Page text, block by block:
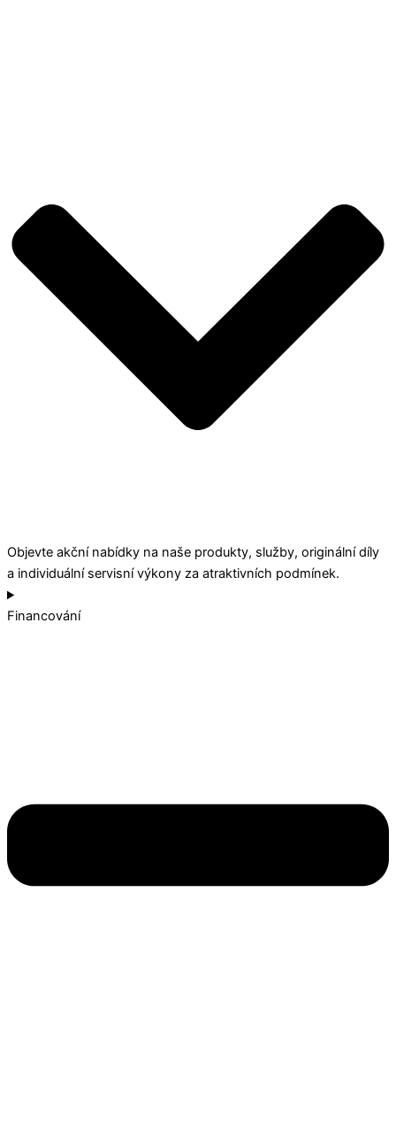
Objevte akční nabídky na naše produkty, služby, originální díly
a individuální servisní výkony za atraktivních podmínek.
Financování